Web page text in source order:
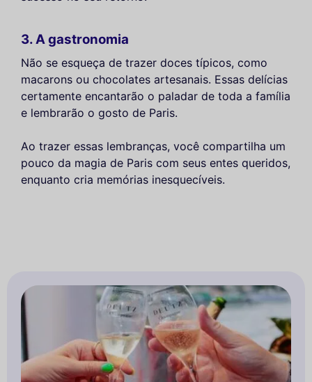
3. A gastronomia
Não se esqueça de trazer doces típicos, como
macarons ou chocolates artesanais. Essas delícias
certamente encantarão o paladar de toda a família
e lembrarão o gosto de Paris.
Ao trazer essas lembranças, você compartilha um
pouco da magia de Paris com seus entes queridos,
enquanto cria memórias inesquecíveis.